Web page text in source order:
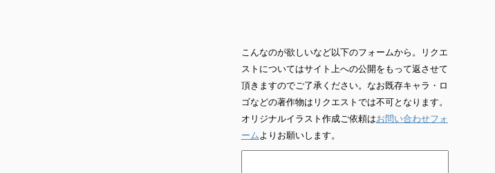
こんなのが欲しいなど以下のフォームから。リクエ
ストについてはサイト上への公開をもって返させて
頂きますのでご了承ください。なお既存キャラ・ロ
ゴなどの著作物はリクエストでは不可となります。
オリジナルイラスト作成ご依頼はお問い合わせフォ
ーム よりお願いします。